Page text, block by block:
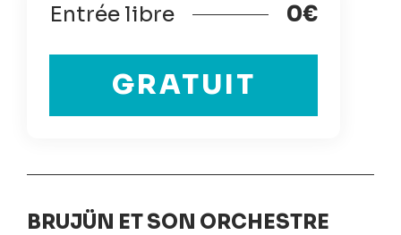
Entrée libre 0€
GRATUIT
BRUJÜN ET SON ORCHESTRE